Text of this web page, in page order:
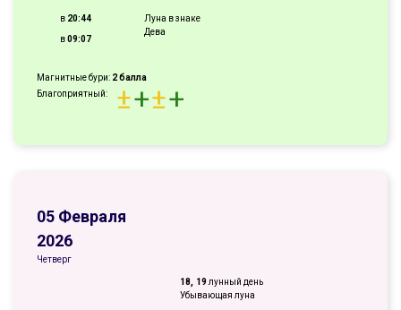
в 20:44
в09:07
Луна в знаке
Дева
Магнитные бури: 2 балла
Благоприятный:
±+±+
05 Февраля
2026
Четверг
18, 19лунный день
Убывающая луна